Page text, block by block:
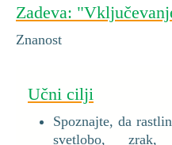
Zadeva:
Znanost
Učni cilji
Spoznajte, da
svetlobo,